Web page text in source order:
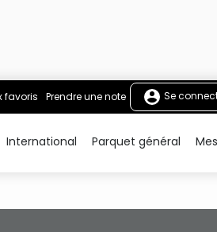
favoris Prendre une note Se
International Parquet général